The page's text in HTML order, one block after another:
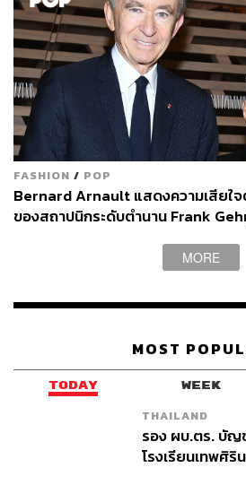
FASHION / POP
Bernard Arnault แสดงความเสียใ
ของสถาปนิกระดับตำนาน Frank
MORE
MOST
TODAY WEEK
THAILAND
รอง ผบ.ตร. บัญ
โรงเรียนเทพศิ